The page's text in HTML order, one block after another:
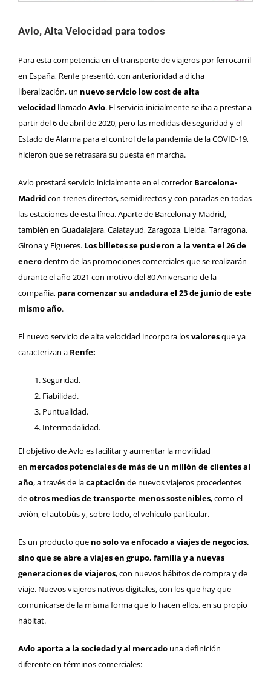
Avlo, Alta Velocidad para todos
Para esta competencia en el transporte de viajeros por ferrocarril
en España, Renfe presentó, con anterioridad a dicha
liberalización, un nuevo servicio low cost de alta
velocidad llamado Avlo. El servicio inicialmente se iba a prestar a
partir del 6 de abril de 2020, pero las medidas de seguridad y el
Estado de Alarma para el control de la pandemia de la COVID-19,
hicieron que se retrasara su puesta en marcha.
Avlo prestará servicio inicialmente en el corredor Barcelona-
Madridcon trenes directos, semidirectos y con paradas en todas
las estaciones de esta línea. Aparte de Barcelona y Madrid,
también en Guadalajara, Calatayud, Zaragoza, Lleida, Tarragona,
Girona y Figueres. Los billetes se pusieron a la venta el 26 de
enerodentro de las promociones comerciales que se realizarán
durante el año 2021 con motivo del 80 Aniversario de la
compañía, para comenzar su andadura el 23 de junio de este
mismo año.
El nuevo servicio de alta velocidad incorpora losvaloresque ya
caracterizan a Renfe:
Seguridad.
Fiabilidad.
Puntualidad.
Intermodalidad.
El objetivo de Avlo es facilitar y aumentar la movilidad
en mercados potenciales de más de un millón de clientes al
año, a través de lacaptación de nuevos viajeros procedentes
deotros medios de transporte menos sostenibles, como el
avión, el autobús y, sobre todo, el vehículo particular.
Es un producto que no solo va enfocado a viajes de negocios,
sino que se abre a viajes en grupo, familia y a nuevas
generaciones de viajeros, con nuevos hábitos de compra y de
viaje. Nuevos viajeros nativos digitales, con los que hay que
comunicarse de la misma forma que lo hacen ellos, en su propio
hábitat.
Avlo aporta a la sociedad y al mercado una definición
diferente en términos comerciales: